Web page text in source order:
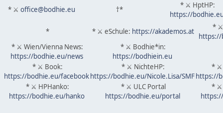
* ⚔ office@bodhie.eu †*
* ⚔ HptHP:
https://
*
* ⚔ eSchule: https://akademos.at
* ⚔
https://
* ⚔ Wien/Vienna News:
https://bodhie.eu/news
* ⚔ Bodhie*in:
https://bodhiein.eu
* ⚔ Book:
https://bodhie.eu/facebook
* ⚔ NichteHP:
https://bodhie.eu/Nicole.Lisa/SMF
* ⚔
https://
* ⚔ HPHanko:
https://bodhie.eu/hanko
* ⚔ ULC Portal
https://bodhie.eu/portal
* ⚔